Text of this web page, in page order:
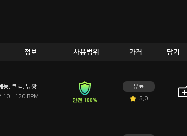
정보 사용범위 가격 담기
능,코믹, 당황
120 BPM 안전 100%
유료
5.0